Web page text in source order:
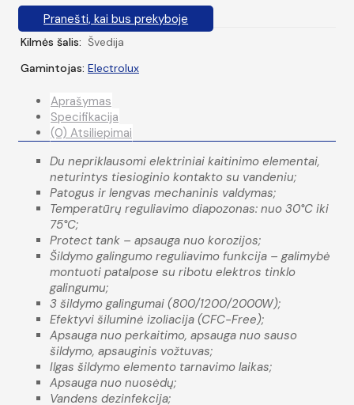
Pranešti, kai bus prekyboje
Kilmės šalis: Švedija
Gamintojas: Electrolux
Aprašymas
Specifikacija
(0) Atsiliepimai
Du nepriklausomi elektriniai kaitinimo elementai,
neturintys tiesioginio kontakto su vandeniu;
Patogus ir lengvas mechaninis valdymas;
Temperatūrų reguliavimo diapozonas: nuo 30°C iki
75°C;
Protect tank – apsauga nuo korozijos;
Šildymo galingumo reguliavimo funkcija – galimybė
montuoti patalpose su ribotu elektros tinklo
galingumu;
3 šildymo galingumai (800/1200/2000W);
Efektyvi šiluminė izoliacija (CFC-Free);
Apsauga nuo perkaitimo, apsauga nuo sauso
šildymo, apsauginis vožtuvas;
Ilgas šildymo elemento tarnavimo laikas;
Apsauga nuo nuosėdų;
Vandens dezinfekcija;